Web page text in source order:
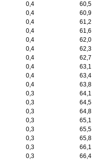
0,4 60,5
0,4 60,9
0,4 61,2
0,4 61,6
0,4 62,0
0,4 62,3
0,4 62,7
0,4 63,1
0,4 63,4
0,4 63,8
0,3 64,1
0,3 64,5
0,3 64,8
0,3 65,1
0,3 65,5
0,3 65,8
0,3 66,1
0,3 66,4